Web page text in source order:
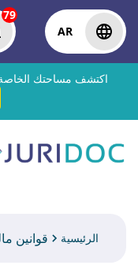
AR
79
اكتشف مساحتك الخاصة
الرئيسية قوانين